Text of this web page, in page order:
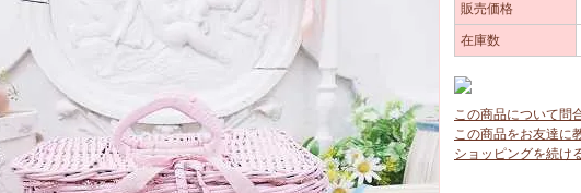
販売価格
在庫数
この商品について問
この商品をお友達に
ショッピングを続け